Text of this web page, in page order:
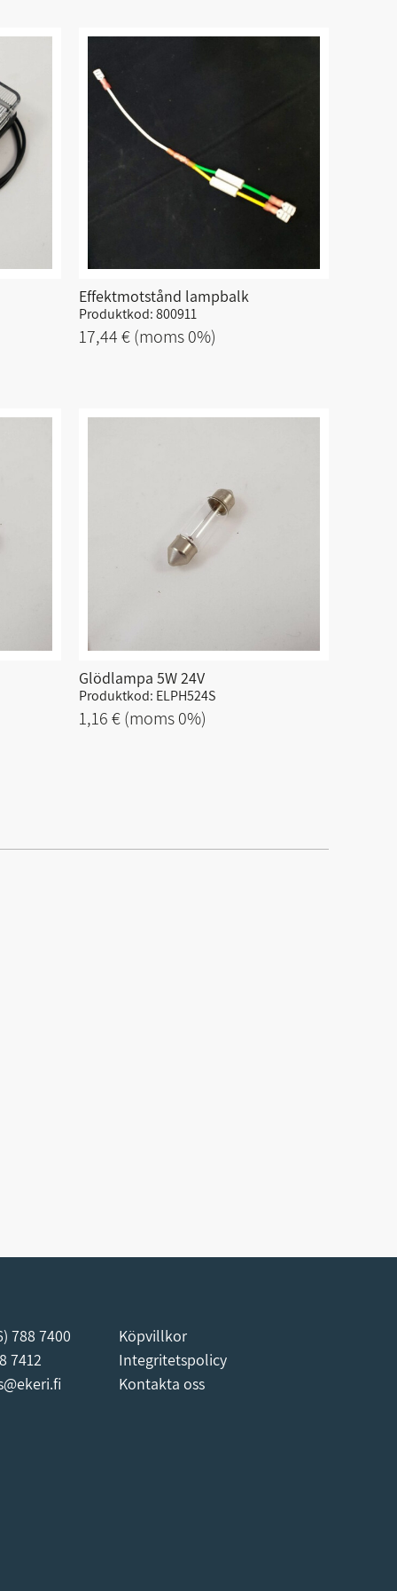
Effektmotstånd lampbalk
Produktkod: 800911
17,44 €(moms 0%)
Glödlampa 5W 24V
Produktkod: ELPH524S
1,16 €(moms 0%)
788 7400
7412
Köpvillkor
Integritetspolicy
Kontakta oss